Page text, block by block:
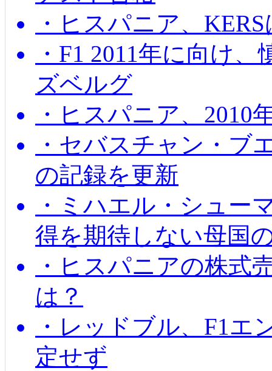
・ヒスパニア、
・F1 2011年に向け
ズベルグ
・ヒスパニア、2010
・セバスチャン・ブ
の記録を更新
・ミハエル・シュー
得を期待しない母国
・ヒスパニアの株式
は？
・レッドブル、F1エ
定せず